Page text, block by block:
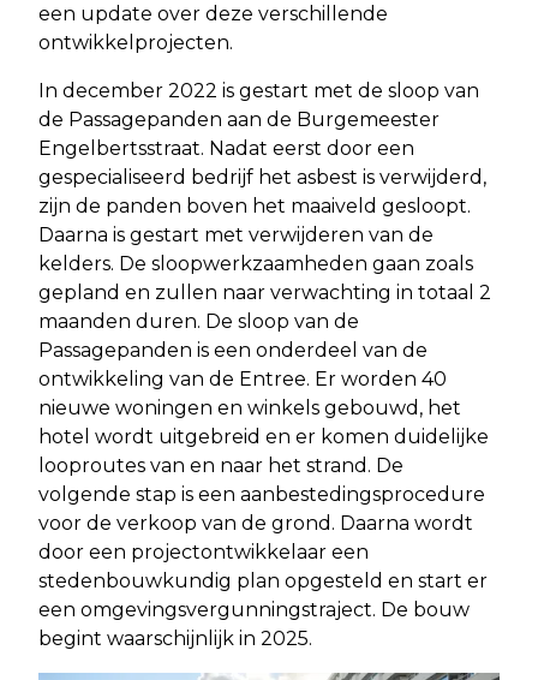
een update over deze verschillende
ontwikkelprojecten.
In december 2022 is gestart met de sloop van
de Passagepanden aan de Burgemeester
Engelbertsstraat. Nadat eerst door een
gespecialiseerd bedrijf het asbest is verwijderd,
zijn de panden boven het maaiveld gesloopt.
Daarna is gestart met verwijderen van de
kelders. De sloopwerkzaamheden gaan zoals
gepland en zullen naar verwachting in totaal 2
maanden duren. De sloop van de
Passagepanden is een onderdeel van de
ontwikkeling van de Entree. Er worden 40
nieuwe woningen en winkels gebouwd, het
hotel wordt uitgebreid en er komen duidelijke
looproutes van en naar het strand. De
volgende stap is een aanbestedingsprocedure
voor de verkoop van de grond. Daarna wordt
door een projectontwikkelaar een
stedenbouwkundig plan opgesteld en start er
een omgevingsvergunningstraject. De bouw
begint waarschijnlijk in 2025.